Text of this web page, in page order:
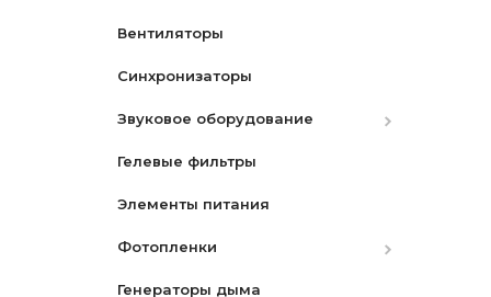
Аккумуляторы
Canon
Nikon
Зарядные устройства
Canon
Nikon
Sony
Ремни
Защитные экраны
Бленды
Разное
Видоискатели
Вентиляторы
Синхронизаторы
Звуковое оборудование
Микрофоны
Микшеры и адаптеры
Рекордеры
Гелевые фильтры
Элементы питания
Фотопленки
Фотопленки Черно-Белые
Генераторы дыма